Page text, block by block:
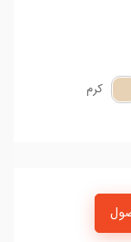
کرم